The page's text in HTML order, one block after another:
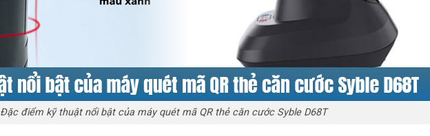
Đặc điểm kỹ thuật nổi bật của máy quét mã QR thẻ căn cước Syble D68T